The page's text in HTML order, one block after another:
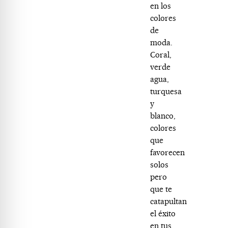
en los
colores
de
moda.
Coral,
verde
agua,
turquesa
y
blanco,
colores
que
favorecen
solos
pero
que te
catapultan
el éxito
en tus